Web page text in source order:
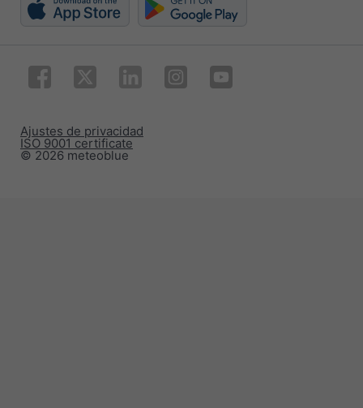
© 2026 meteoblue
ISO 9001 certificate
Ajustes de privacidad